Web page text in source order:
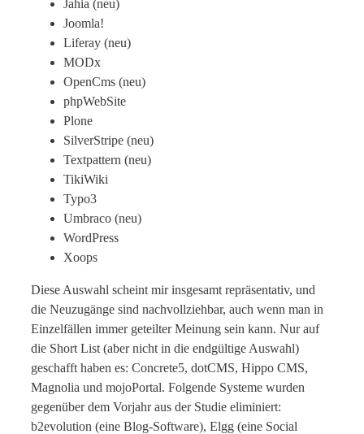
Jahia (neu)
Joomla!
Liferay (neu)
MODx
OpenCms (neu)
phpWebSite
Plone
SilverStripe (neu)
Textpattern (neu)
TikiWiki
Typo3
Umbraco (neu)
WordPress
Xoops
Diese Auswahl scheint mir insgesamt repräsentativ, und
die Neuzugänge sind nachvollziehbar, auch wenn man in
Einzelfällen immer geteilter Meinung sein kann. Nur auf
die Short List (aber nicht in die endgültige Auswahl)
geschafft haben es: Concrete5, dotCMS, Hippo CMS,
Magnolia und mojoPortal. Folgende Systeme wurden
gegenüber dem Vorjahr aus der Studie eliminiert:
b2evolution (eine Blog-Software), Elgg (eine Social